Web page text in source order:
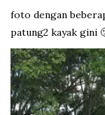
foto dengan
patung2 kayak gini